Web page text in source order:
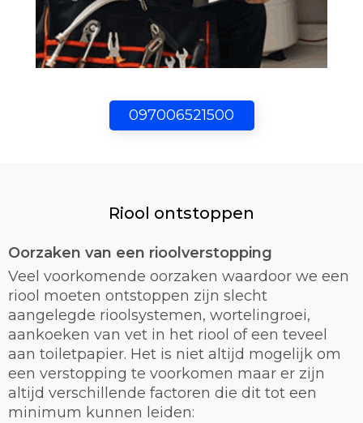
097006521500
Riool ontstoppen
Oorzaken van een rioolverstopping
Veel voorkomende oorzaken waardoor we een
riool moeten ontstoppen zijn slecht
aangelegde rioolsystemen, wortelingroei,
aankoeken van vet in het riool of een teveel
aan toiletpapier. Het is niet altijd mogelijk om
een verstopping te voorkomen maar er zijn
altijd verschillende factoren die dit tot een
minimum kunnen leiden: